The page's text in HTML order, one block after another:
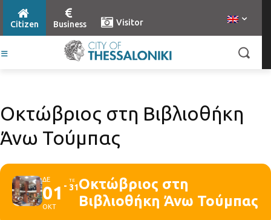
Citizen Business Visitor
Οκτώβριος στη Βιβλιοθήκη
Άνω Τούμπας
ΔΕ
01
ΟΚΤ
ΤΕ
31Οκτώβριος στη
Βιβλιοθήκη Άνω Τούμπας